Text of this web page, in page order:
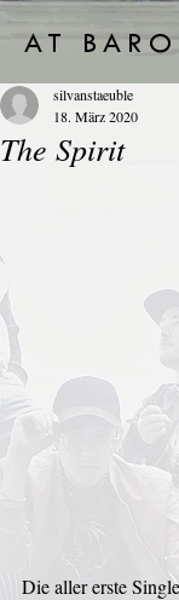
AT
The Spirit
silvanstaeuble
18. März 2020
Die aller erste